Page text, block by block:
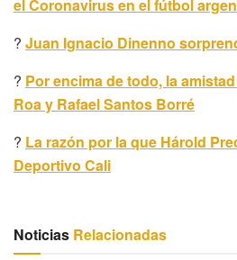
el Coronavirus en el fútbol
? Juan Ignacio Dinenno
? Por encima de todo, la
Roa y Rafael Santos Borré
? La razón por la que Hárold
Deportivo Cali
Noticias Relacionadas